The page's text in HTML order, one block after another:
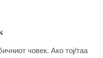
човек. Ако тој/таа